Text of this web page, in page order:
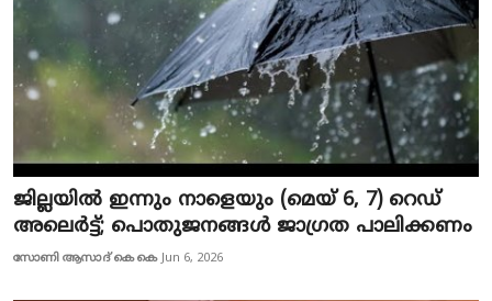
ജില്ലയിൽ ഇന്നും നാളെയും (മെയ് 6, 7) റെഡ്
അലെർട്ട്; പൊതുജനങ്ങൾ ജാഗ്രത പാലിക്കണം
സോണി ആസാദ് കെ കെ Jun 6, 2026